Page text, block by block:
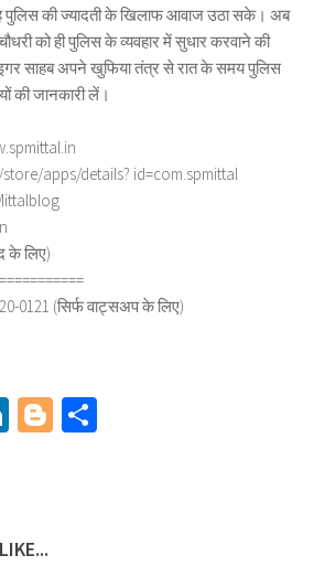
पुलिस की ज्यादती के खिलाफ आवाज उठा सके। अब
को ही पुलिस के व्यवहार में सुधार करवाने की
साहब अपने खुफिया तंत्र से रात के समय पुलिस
की जानकारी लें।
apps/details? id=com.spmittal
के लिए)
0121 (सिर्फ वाट्सअप के लिए)
LinkedIn
Blogger